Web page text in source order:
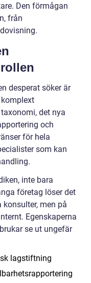
Den förmågan
från
desperat söker är
det nya
och
för hela
som kan
inte bara
företag löser det
men på
Egenskaperna
se ut ungefär
lagstiftning